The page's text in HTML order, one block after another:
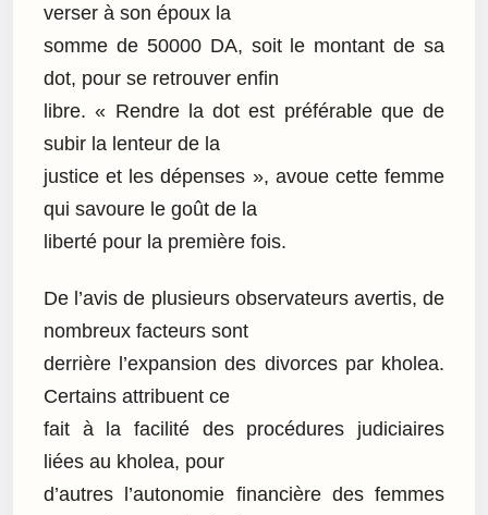
verser à son époux la
somme de 50000 DA, soit le montant de sa
dot, pour se retrouver enfin
libre. « Rendre la dot est préférable que de
subir la lenteur de la
justice et les dépenses », avoue cette femme
qui savoure le goût de la
liberté pour la première fois.
De l’avis de plusieurs observateurs avertis, de
nombreux facteurs sont
derrière l’expansion des divorces par kholea.
Certains attribuent ce
fait à la facilité des procédures judiciaires
liées au kholea, pour
d’autres l’autonomie financière des femmes